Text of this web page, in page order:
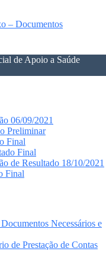
– Documentos
de Apoio a Saúde
06/09/2021
Preliminar
Final
Final
de Resultado 18/10/2021
Final
Necessários e
de Prestação de Contas